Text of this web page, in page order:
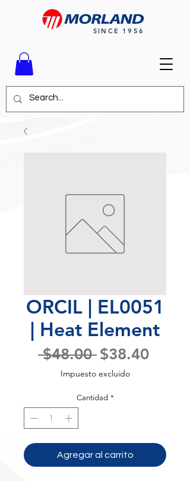
SINCE 1956
ORCIL | EL0051
| Heat Element
$48.00 Precio
$38.40Precio
Impuesto excluido
Cantidad *
Agregar al carrito